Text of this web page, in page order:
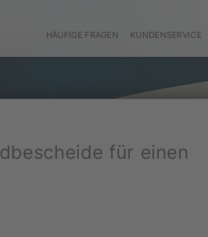
HÄUFIGE FRAGEN KUNDENSERVICE
für einen